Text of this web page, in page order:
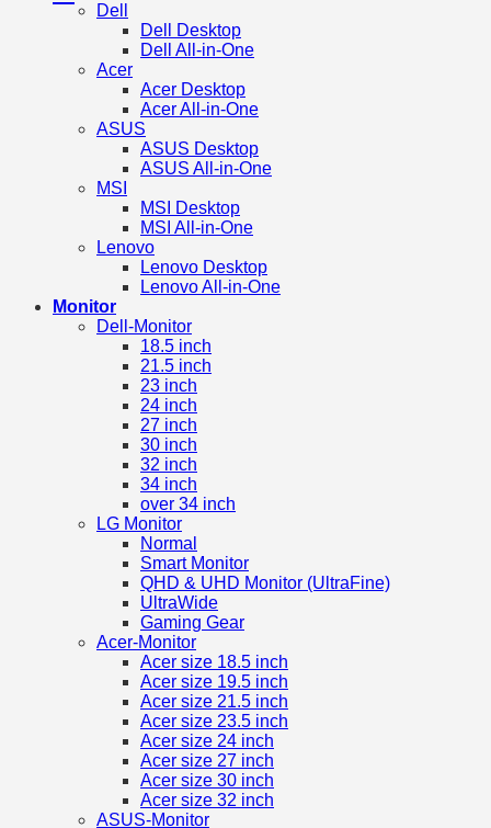
Dell
Dell Desktop
Dell All-in-One
Acer
Acer Desktop
Acer All-in-One
ASUS
ASUS Desktop
ASUS All-in-One
MSI
MSI Desktop
MSI All-in-One
Lenovo
Lenovo Desktop
Lenovo All-in-One
Monitor
Dell-Monitor
18.5 inch
21.5 inch
23 inch
24 inch
27 inch
30 inch
32 inch
34 inch
over 34 inch
LG Monitor
Normal
Smart Monitor
QHD & UHD Monitor (UltraFine)
UltraWide
Gaming Gear
Acer-Monitor
Acer size 18.5 inch
Acer size 19.5 inch
Acer size 21.5 inch
Acer size 23.5 inch
Acer size 24 inch
Acer size 27 inch
Acer size 30 inch
Acer size 32 inch
ASUS-Monitor